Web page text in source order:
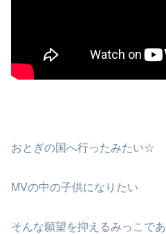
おとぎの国へ行ったみたい☆
MVの中の子供になりたい
そんな願望を抑えるみっこで